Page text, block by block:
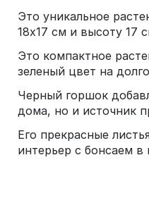
Это уникальное
18х17 см и высоту 17
Это компактное
зеленый цвет на
Черный горшок
дома, но и источник
Его прекрасные
интерьер с бонсаем